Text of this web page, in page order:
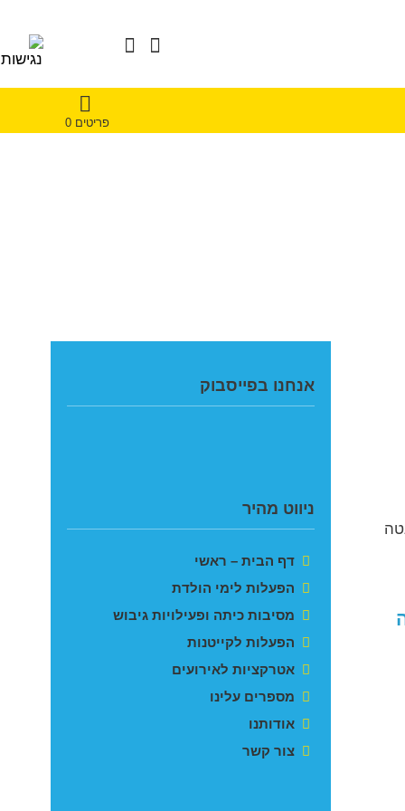
פריטים 0
אנחנו בפייסבוק
ניווט מהיר
דף הבית – ראשי
הפעלות לימי הולדת
מסיבות כיתה ופעילויות גיבוש
הפעלות לקייטנות
אטרקציות לאירועים
מספרים עלינו
אודותנו
צור קשר